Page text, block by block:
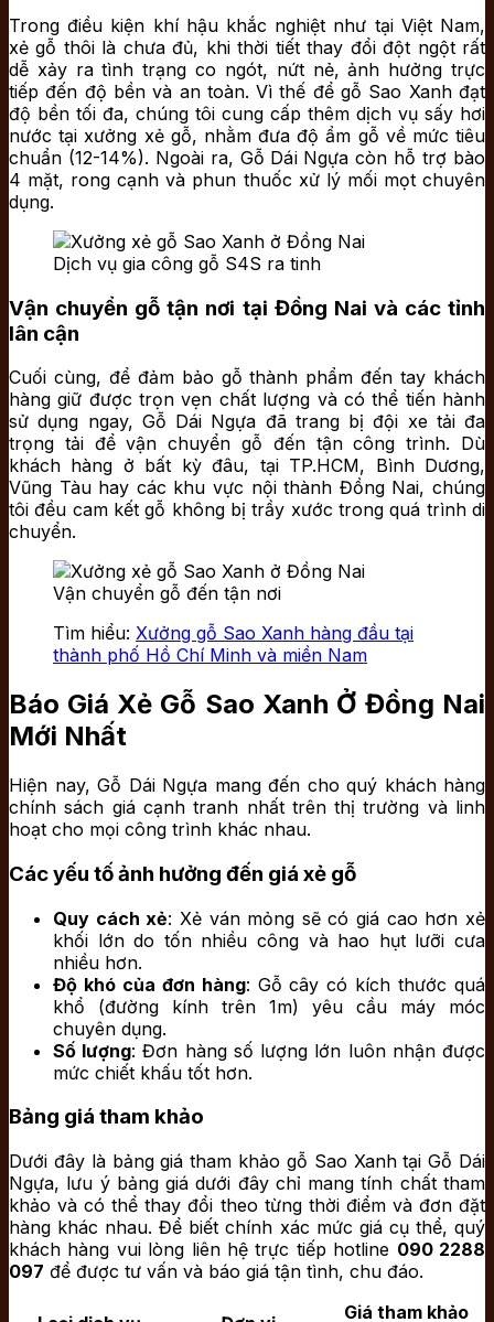
Trong điều kiện khí hậu khắc nghiệt như tại Việt Nam,
xẻ gỗ thôi là chưa đủ, khi thời tiết thay đổi đột ngột rất
dễ xảy ra tình trạng co ngót, nứt nẻ, ảnh hưởng trực
tiếp đến độ bền và an toàn. Vì thế để gỗ Sao Xanh đạt
độ bền tối đa, chúng tôi cung cấp thêm dịch vụ sấy hơi
nước tại xưởng xẻ gỗ, nhằm đưa độ ẩm gỗ về mức tiêu
chuẩn (12-14%). Ngoài ra, Gỗ Dái Ngựa còn hỗ trợ bào
4 mặt, rong cạnh và phun thuốc xử lý mối mọt chuyên
dụng.
Dịch vụ gia công gỗ S4S ra tinh
Vận chuyển gỗ tận nơi tại Đồng Nai và các tỉnh
lân cận
Cuối cùng, để đảm bảo gỗ thành phẩm đến tay khách
hàng giữ được trọn vẹn chất lượng và có thể tiến hành
sử dụng ngay, Gỗ Dái Ngựa đã trang bị đội xe tải đa
trọng tải để vận chuyển gỗ đến tận công trình. Dù
khách hàng ở bất kỳ đâu, tại TP.HCM, Bình Dương,
Vũng Tàu hay các khu vực nội thành Đồng Nai, chúng
tôi đều cam kết gỗ không bị trầy xước trong quá trình di
chuyển.
Vận chuyển gỗ đến tận nơi
Tìm hiểu: Xưởng gỗ Sao Xanh hàng đầu tại
thành phố Hồ Chí Minh và miền Nam
Báo Giá Xẻ Gỗ Sao Xanh Ở Đồng Nai
Mới Nhất
Hiện nay, Gỗ Dái Ngựa mang đến cho quý khách hàng
chính sách giá cạnh tranh nhất trên thị trường và linh
hoạt cho mọi công trình khác nhau.
Các yếu tố ảnh hưởng đến giá xẻ gỗ
Quy cách xẻ: Xẻ ván mỏng sẽ có giá cao hơn xẻ
khối lớn do tốn nhiều công và hao hụt lưỡi cưa
nhiều hơn.
Độ khó của đơn hàng: Gỗ cây có kích thước quá
khổ (đường kính trên 1m) yêu cầu máy móc
chuyên dụng.
Số lượng: Đơn hàng số lượng lớn luôn nhận được
mức chiết khấu tốt hơn.
Bảng giá tham khảo
Dưới đây là bảng giá tham khảo gỗ Sao Xanh tại Gỗ Dái
Ngựa, lưu ý bảng giá dưới đây chỉ mang tính chất tham
khảo và có thể thay đổi theo từng thời điểm và đơn đặt
hàng khác nhau. Để biết chính xác mức giá cụ thể, quý
khách hàng vui lòng liên hệ trực tiếp hotline 090 2288
097 để được tư vấn và báo giá tận tình, chu đáo.
Giá tham khảo